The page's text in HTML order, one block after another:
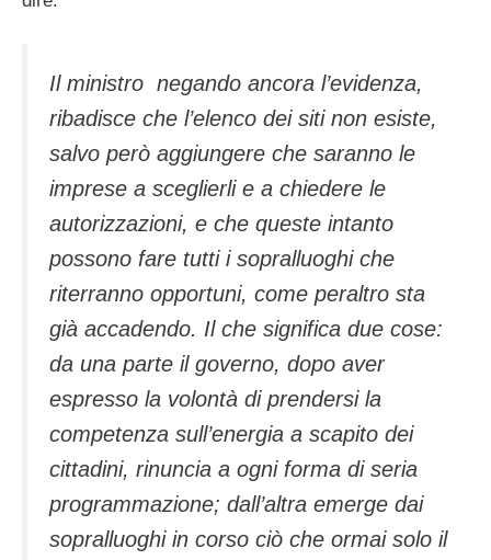
Il ministro negando ancora l’evidenza,
ribadisce che l’elenco dei siti non esiste,
salvo però aggiungere che saranno le
imprese a sceglierli e a chiedere le
autorizzazioni, e che queste intanto
possono fare tutti i sopralluoghi che
riterranno opportuni, come peraltro sta
già accadendo. Il che significa due cose:
da una parte il governo, dopo aver
espresso la volontà di prendersi la
competenza sull’energia a scapito dei
cittadini, rinuncia a ogni forma di seria
programmazione; dall’altra emerge dai
sopralluoghi in corso ciò che ormai solo il